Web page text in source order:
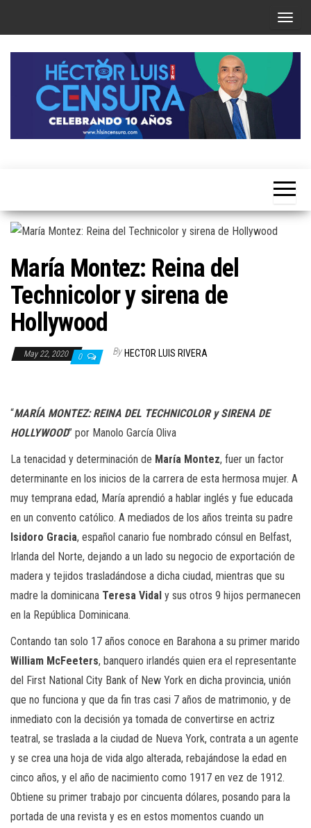
T
g
n
i
g
María Montez: Reina del
Technicolor y sirena de
Hollywood
May 22, 2020 0 By HECTOR LUIS RIVERA
“MARÍA MONTEZ: REINA DEL TECHNICOLOR y SIRENA DE
HOLLYWOOD” por Manolo García Oliva
La tenacidad y determinación de María Montez, fuer un factor
determinante en los inicios de la carrera de esta hermosa mujer. A
muy temprana edad, María aprendió a hablar inglés y fue educada
en un convento católico. A mediados de los años treinta su padre
Isidoro Gracia, español canario fue nombrado cónsul en Belfast,
Irlanda del Norte, dejando a un lado su negocio de exportación de
madera y tejidos trasladándose a dicha ciudad, mientras que su
madre la dominicana Teresa Vidal y sus otros 9 hijos permanecen
en la República Dominicana.
Contando tan solo 17 años conoce en Barahona a su primer marido
William McFeeters, banquero irlandés quien era el representante
del First National City Bank of New York en dicha provincia, unión
que no funciona y que da fin tras casi 7 años de matrimonio, y de
inmediato con la decisión ya tomada de convertirse en actriz
teatral, se traslada a la ciudad de Nueva York, contrata a un agente
y se crea una hoja de vida algo alterada, rebajándose la edad en
cinco años, y el año de nacimiento como 1917 en vez de 1912.
Obtiene su primer trabajo por cincuenta dólares, posando para la
portada de una revista y es en estos momentos cuando un